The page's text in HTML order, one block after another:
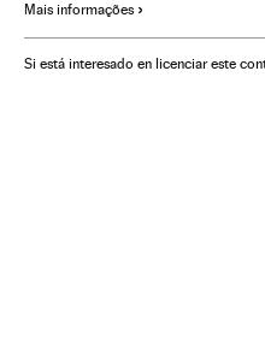
Conflito Sunitas e Xiitas
América do Norte Gente
Mais informações
Si está interesado en licenciar este